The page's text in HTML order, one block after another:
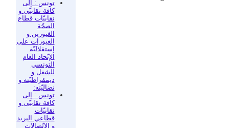
تونس : إلى
كافة نقابيّى و
نقابيّات قطاع
الصحّة
الغيورين و
الغيورات على
إستقلاليّة
الإتّحاد العام
التونسي
للشغل و
ديمقراطيّته و
نضاليّته:
تونس : إلى
كافة نقابيّى و
نقابيّات
قطاعي البريد
و الإتّصالات